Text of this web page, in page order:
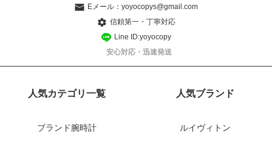
Eメール： yoyocopys@gmail.com
信頼第一・丁寧対応
Line ID:yoyocopy
安心対応・迅速発送
人気カテゴリ一覧
ブランド腕時計
人気ブランド
ルイヴィトン